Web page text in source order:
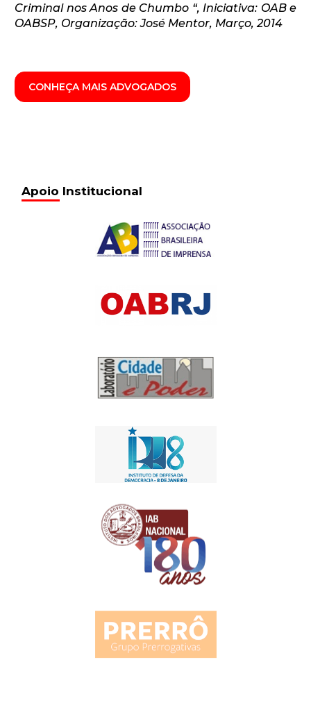
Criminal nos Anos de Chumbo “, Iniciativa: OAB e
OABSP, Organização: José Mentor, Março, 2014
CONHEÇA MAIS ADVOGADOS
Apoio Institucional